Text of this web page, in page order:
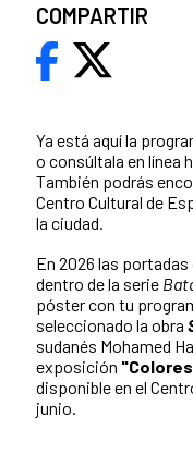
Ya está aquí la
o consúltala en línea
También podrás
Centro Cultural de
la ciudad.
En 2026 las
dentro de la serie
póster con tu
seleccionado la obra
sudanés Mohamed
exposición
disponible en el
junio.
COMPARTIR